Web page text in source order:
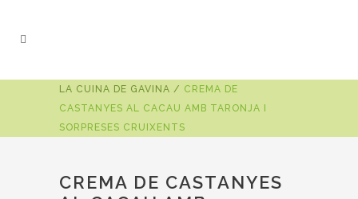
LA CUINA DE GAVINA / CREMA DE
CASTANYES AL CACAU AMB TARONJA I
SORPRESES CRUIXENTS
CREMA DE CASTANYES